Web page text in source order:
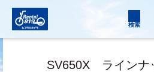
検索
SV650X ラインナ